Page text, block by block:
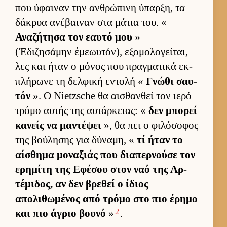
που ύφαι­ναν την αν­θρώπινη ύπαρ­ξη, τα
δάκρυα ανέβαι­ναν στα μάτια του. «
Αναζήτησα τον εαυτό μου »
(Ἐδιζησάμην ἐμεωυτόν), εξομολογεί­ται,
λες και ήταν ο μόνος που πραγ­ματικά εκ­
πλήρωνε τη δελ­φική εντολή « Γνώθι σαυ­
τόν ». Ο Nietzsche θα αι­σθαν­θεί τον ιερό
τρόμο αυ­τής της αυ­τάρ­κειας: « δεν μπορεί
κανείς να μαντέψει », θα πει ο φιλόσοφος
της βού­λησης για δύναμη, « τί ήταν το
αί­σθημα μοναξιάς που δια­περ­νούσε τον
ερημίτη της Εφέσου στον ναό της Αρ­
τέμιδος, αν δεν βρεθεί ο ίδιος
απολιθωμένος από τρόμο στο πιο έρημο
και πιο άγριο βουνό » 2 .